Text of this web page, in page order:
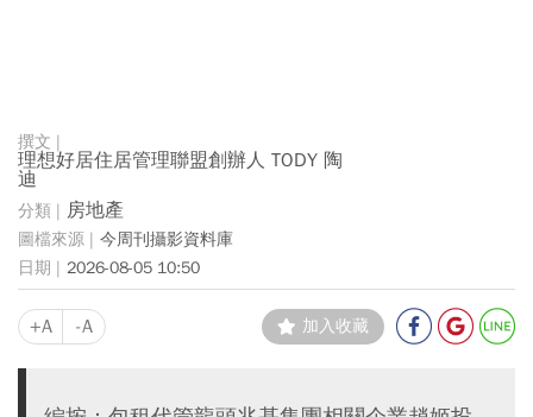
理想好居住居管理聯盟創辦人 TODY 陶
迪
房地產
今周刊攝影資料庫
2026-08-05 10:50
+A -A 加入收藏